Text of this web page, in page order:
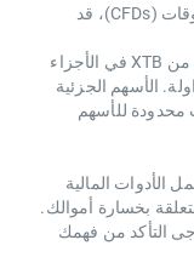
الأدوات المالية التي نقدمها، خاصة عقود الفروقات (CFDs)، قد
الأسهم الجزئية (FS) هي حق ائتماني مكتسب من XTB ​​في الأجزاء
الأسهم الجزئية
للأسهم
الأدوات المالية
بخسارة أموالك.
التأكد من فهمك